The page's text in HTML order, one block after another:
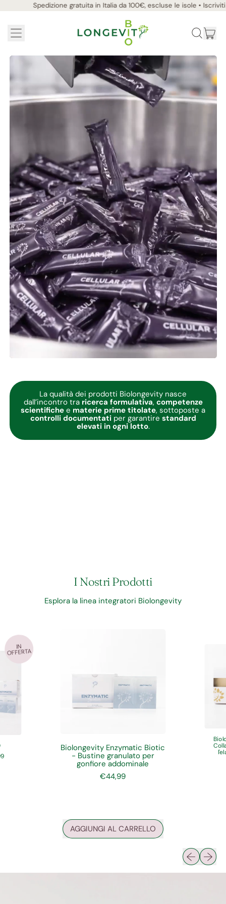
Spedizione gratuita in Italia da 100€, escluse le isole • Iscriviti
MENU
CERCA
SITO
La qualità dei prodotti Biolongevity nasce
dall’incontro tra ricerca formulativa, competenze
scientifiche e materie prime titolate, sottoposte a
controlli documentatiper garantire standard
elevati in ogni lotto.
I Nostri Prodotti
Esplora la linea integratori Biolongevity
IN
OFFERTA
Biolongevity Enzymatic Biotic
- Bustine granulato per
gonfiore addominale
P
n
o
r
e
€44,99
AGGIUNGI AL CARRELLO
-